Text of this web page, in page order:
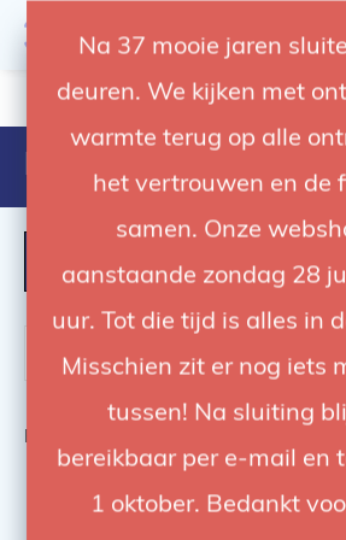
Na 37 mooie jaren
deuren. We kijken met
warmte terug op alle
het vertrouwen en de
samen. Onze
aanstaande zondag 28
uur. Tot die tijd is alles in
Misschien zit er nog iets
tussen! Na sluiting
bereikbaar per e-mail en
1 oktober. Bedankt
4.92 / 5 op trusted shops
Products tagged
FILTER